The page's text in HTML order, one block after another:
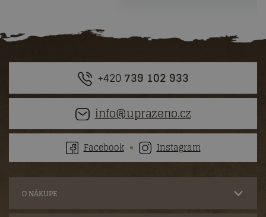
+420739 102 933
info@uprazeno.cz
Facebook Instagram
O NÁKUPE